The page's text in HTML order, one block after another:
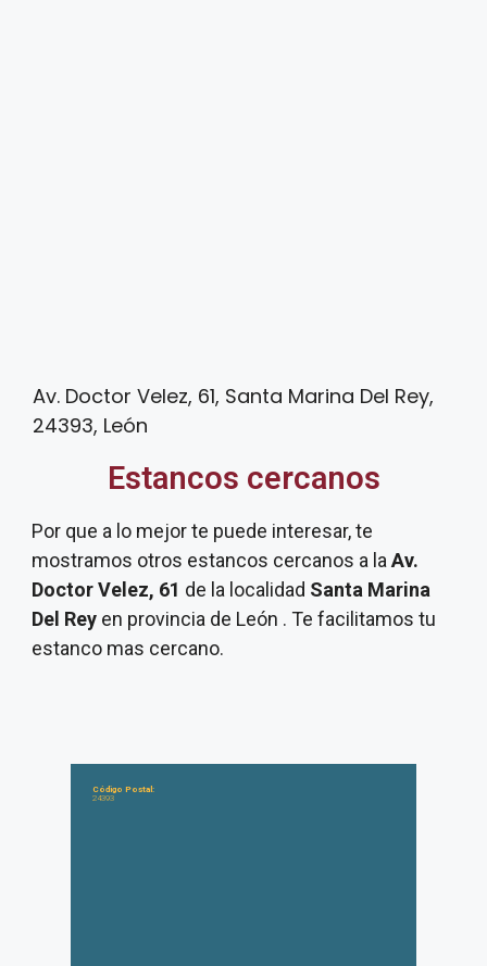
Av. Doctor Velez, 61, Santa Marina Del Rey,
24393, León
Estancos cercanos
Por que a lo mejor te puede interesar, te
mostramos otros estancos cercanos a la Av.
Doctor Velez, 61 de la localidad Santa Marina
Del Rey en provincia de León . Te facilitamos tu
estanco mas cercano.
Código Postal:
24393